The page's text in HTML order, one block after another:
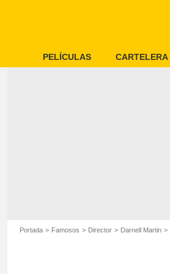
PELÍCULAS CARTELERA
Portada Famosos Director Darnell Martin